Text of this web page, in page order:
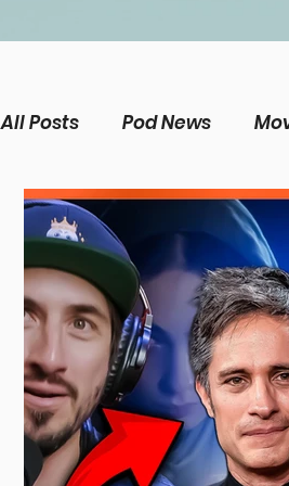
All Posts Pod News
The Chosen Music
Christian living
Theological Issues
Película Cristiana